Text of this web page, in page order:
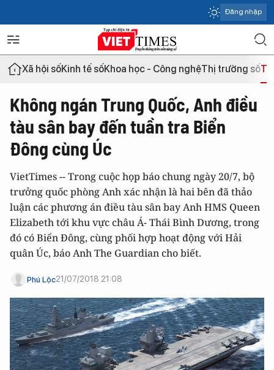
Đăng nhập
Xã hội sốKinh tế sốKhoa học - Công nghệThị trường số
Không ngán Trung Quốc, Anh điều
tàu sân bay đến tuần tra Biển
Đông cùng Úc
VietTimes -- Trong cuộc họp báo chung ngày 20/7, bộ
trưởng quốc phòng Anh xác nhận là hai bên đã thảo
luận các phương án điều tàu sân bay Anh HMS Queen
Elizabeth tới khu vực châu Á- Thái Bình Dương, trong
đó có Biển Đông, cùng phối hợp hoạt động với Hải
quân Úc, báo Anh The Guardian cho biết.
Phú Lộc21/07/2018 21:08